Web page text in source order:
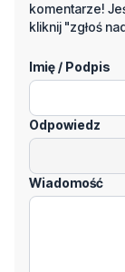
komentarze!
kliknij "zgłoś
Imię / Podpis
Odpowiedz
Wiadomość